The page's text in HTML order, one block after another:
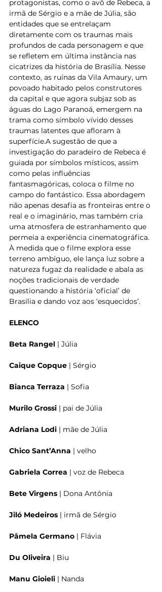
protagonistas, como o avô de Rebeca, a
irmã de Sérgio e a mãe de Júlia, são
entidades que se entrelaçam
diretamente com os traumas mais
profundos de cada personagem e que
se refletem em última instância nas
cicatrizes da história de Brasília. Nesse
contexto, as ruínas da Vila Amaury, um
povoado habitado pelos construtores
da capital e que agora subjaz sob as
águas do Lago Paranoá, emergem na
trama como símbolo vívido desses
traumas latentes que afloram à
superfície.A sugestão de que a
investigação do paradeiro de Rebeca é
guiada por símbolos místicos, assim
como pelas influências
fantasmagóricas, coloca o filme no
campo do fantástico. Essa abordagem
não apenas desafia as fronteiras entre o
real e o imaginário, mas também cria
uma atmosfera de estranhamento que
permeia a experiência cinematográfica.
À medida que o filme explora esse
terreno ambíguo, ele lança luz sobre a
natureza fugaz da realidade e abala as
noções tradicionais de verdade
questionando a história ‘oficial’ de
Brasília e dando voz aos ‘esquecidos’.
ELENCO
Beta Rangel | Júlia
Caique Copque | Sérgio
Bianca Terraza | Sofia
Murilo Grossi | pai de Júlia
Adriana Lodi | mãe de Júlia
Chico Sant’Anna | velho
Gabriela Correa | voz de Rebeca
Bete Virgens | Dona Antônia
Jiló Medeiros | irmã de Sérgio
Pâmela Germano | Flávia
Du Oliveira | Biu
Manu Gioieli | Nanda